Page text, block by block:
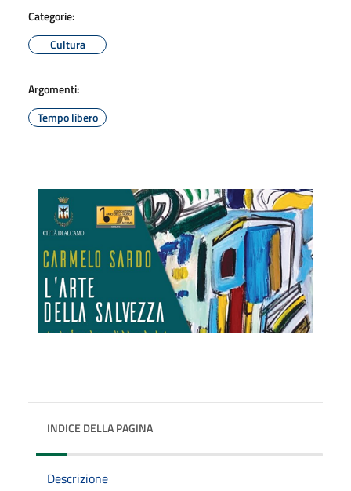
Categorie:
Cultura
Argomenti:
Tempo libero
INDICE DELLA PAGINA
Descrizione